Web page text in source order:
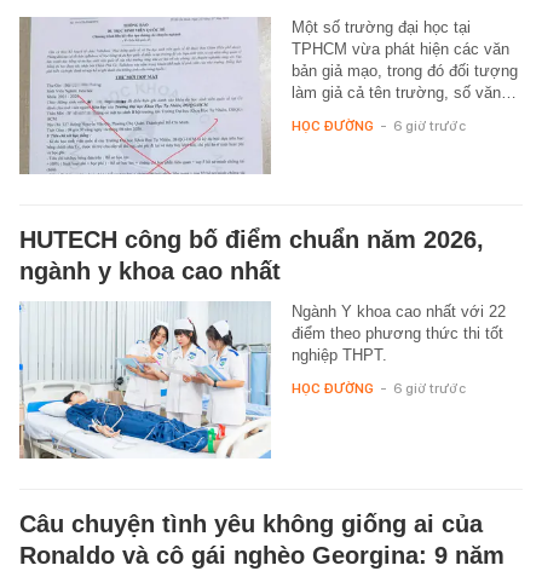
Một số trường đại học tại
TPHCM vừa phát hiện các văn
bản giả mạo, trong đó đối tượng
làm giả cả tên trường, số văn…
HỌC ĐƯỜNG - 6 giờ trước
HUTECH công bố điểm chuẩn năm 2026,
ngành y khoa cao nhất
Ngành Y khoa cao nhất với 22
điểm theo phương thức thi tốt
nghiệp THPT.
HỌC ĐƯỜNG - 6 giờ trước
Câu chuyện tình yêu không giống ai của
Ronaldo và cô gái nghèo Georgina: 9 năm